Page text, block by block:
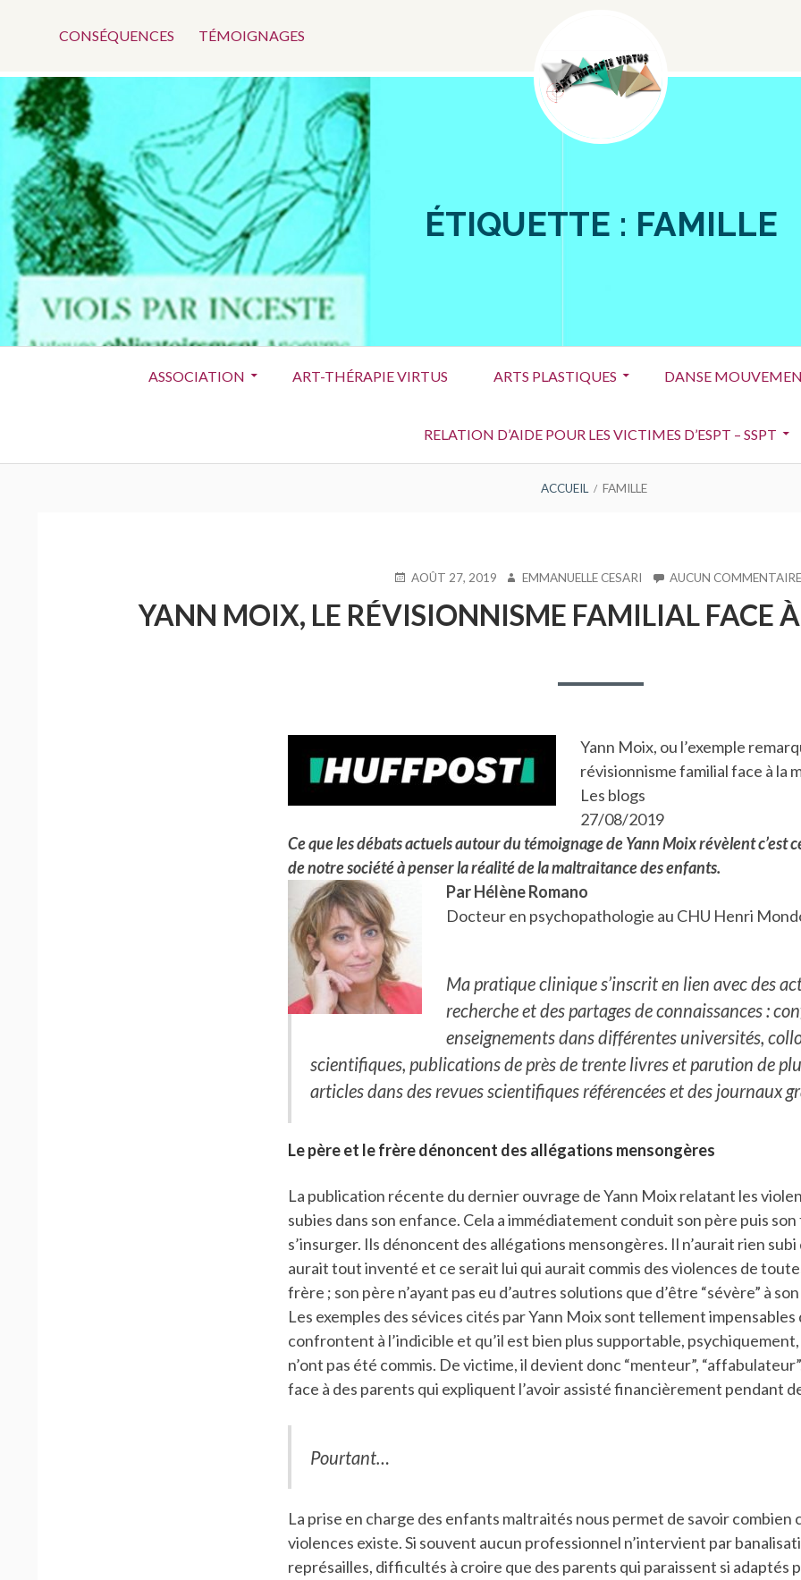
Top
CONSÉQUENCES TÉMOIGNAGES
ÉTIQUETTE : FAMILLE
ASSOCIATION ART-THÉRAPIE VIRTUS ARTS PLASTIQUES DANSE
RELATION D’AIDE POUR LES VICTIMES D’ESPT – SSPT
ACCUEIL FAMILLE
PUBLIÉ
AOÛT 27, 2019 AUTEUR
EMMANUELLE CESARI AUCUN COMMENTAIRE
YANN MOIX, LE RÉVISIONNISME FAMILIAL FACE
Yann Moix, ou l’exemple
révisionnisme familial face à la
Les blogs
27/08/2019
Ce que les débats actuels autour du témoignage de Yann Moix révèlent c’est
de notre société à penser la réalité de la maltraitance des enfants.
Par Hélène Romano
Docteur en psychopathologie au CHU Henri
Ma pratique clinique s’inscrit en lien avec des
recherche et des partages de connaissances :
enseignements dans différentes universités,
scientifiques, publications de près de trente livres et parution de
articles dans des revues scientifiques référencées et des journaux
Le père et le frère dénoncent des allégations mensongères
La publication récente du dernier ouvrage de Yann Moix relatant les
subies dans son enfance. Cela a immédiatement conduit son père puis
s’insurger. Ils dénoncent des allégations mensongères. Il n’aurait rien subi
aurait tout inventé et ce serait lui qui aurait commis des violences de
frère ; son père n’ayant pas eu d’autres solutions que d’être “sévère” à
Les exemples des sévices cités par Yann Moix sont tellement impensables
confrontent à l’indicible et qu’il est bien plus supportable, psychiquement,
n’ont pas été commis. De victime, il devient donc “menteur”,
face à des parents qui expliquent l’avoir assisté financièrement pendant
Pourtant…
La prise en charge des enfants maltraités nous permet de savoir combien
violences existe. Si souvent aucun professionnel n’intervient par
représailles, difficultés à croire que des parents qui paraissent si adaptés